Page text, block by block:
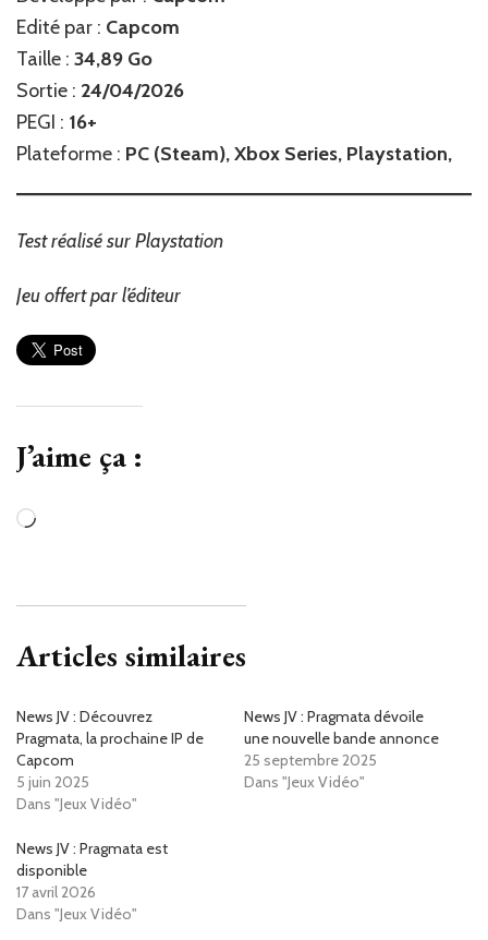
Edité par : Capcom
Taille : 34,89 Go
Sortie : 24/04/2026
PEGI : 16+
Plateforme : PC (Steam), Xbox Series, Playstation,
Test réalisé sur Playstation
Jeu offert par l’éditeur
J’aime ça :
Chargement…
Articles similaires
News JV : Découvrez
Pragmata, la prochaine IP de
Capcom
5 juin 2025
Dans "Jeux Vidéo"
News JV : Pragmata dévoile
une nouvelle bande annonce
25 septembre 2025
Dans "Jeux Vidéo"
News JV : Pragmata est
disponible
17 avril 2026
Dans "Jeux Vidéo"